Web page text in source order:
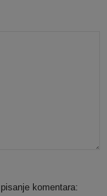
komentara: